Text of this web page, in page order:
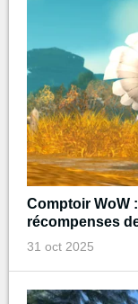
Comptoir WoW
récompenses
31 oct 2025